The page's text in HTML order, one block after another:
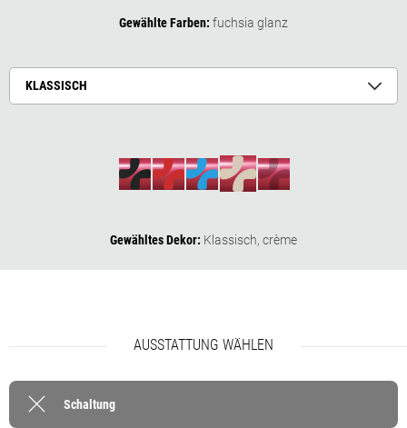
Gewählte Farben: fuchsia glanz
KLASSISCH
Gewähltes Dekor: Klassisch, crème
AUSSTATTUNG WÄHLEN
Schaltung